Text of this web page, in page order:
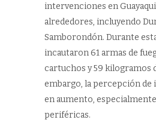
intervenciones en
alrededores, incluyendo
Samborondón. Durante
incautaron 61 armas de
cartuchos y 59 kilogramos
embargo, la percepción de
en aumento,
periféricas.